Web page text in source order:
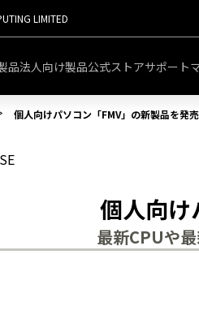
LIMITED
品法人向け製品公式ストアサポート
個人向けパソコン「FMV」の新製品を発
個人向け
最新CPUや